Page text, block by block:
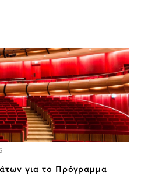
για το Πρόγραμμα